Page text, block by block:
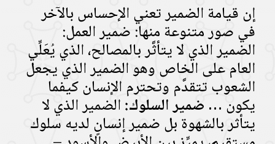
إن قيامة الضمير تعني الإحساس بالآخر
في صور متنوعة منها: ضمير العمل:
الضمير الذي لا يتأثَّر بالمصالح، الذي يُعَلِّي
العام على الخاص وهو الضمير الذي يجعل
الشعوب تتقدَّم وتحترم الإنسان كيفما
يكون … ضمير السلوك:الضمير الذي لا
يتأثر بالشهوة بل ضمير إنسانٍ لديه سلوك